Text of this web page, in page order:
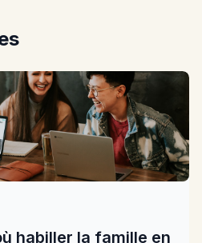
habiller la famille en